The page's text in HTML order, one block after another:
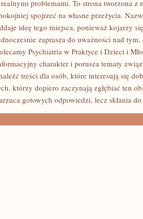
problemami. To strona tworzona z
spojrzeć na własne przeżycia.
ideę tego miejsca, ponieważ kojarzy
zaprasza do uważności nad
Psychiatria w Praktyce i Dzieci i
charakter i porusza tematy
treści dla osób, które interesują się
którzy dopiero zaczynają zgłębiać ten
gotowych odpowiedzi, lecz skłania